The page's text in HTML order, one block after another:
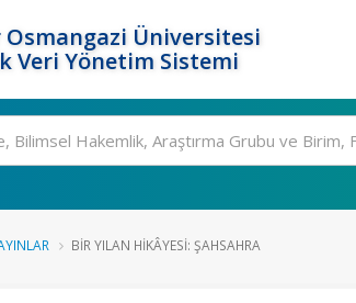
Osmangazi Üniversitesi
Veri Yönetim Sistemi
BIR YILAN HIKÂYESI: ŞAHSAHRA